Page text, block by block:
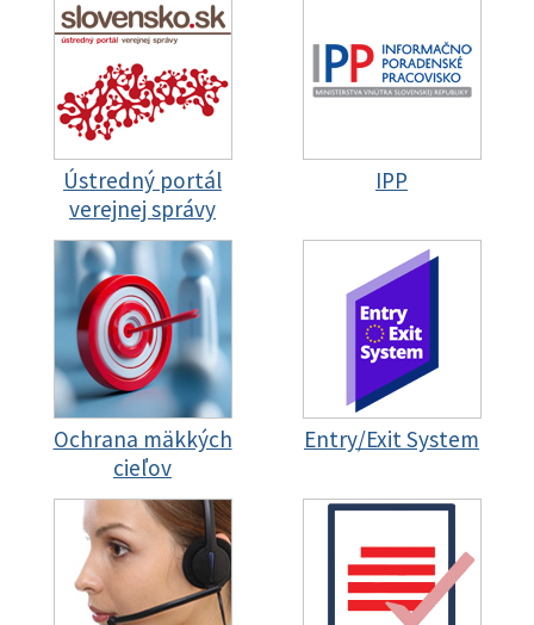
Ústredný portál
verejnej správy
IPP
Ochrana mäkkých
cieľov
Entry/Exit System